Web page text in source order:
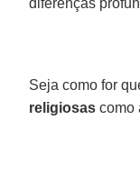
Seja como for
religiosas como